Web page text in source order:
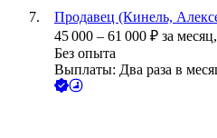
Продавец (Кинель,
45 000 – 61 000 ₽ за месяц,
Без опыта
Выплаты: Два раза в